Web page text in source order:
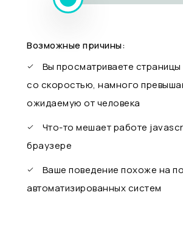
Возможные причины:
Вы просматриваете страницы
со скоростью, намного
ожидаемую от человека
Что-то мешает работе
браузере
Ваше поведение похоже на
автоматизированных систем